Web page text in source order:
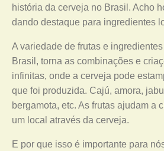
história da cerveja no Brasil. Acho
dando destaque para ingredientes
A variedade de frutas e
Brasil, torna as combinações e
infinitas, onde a cerveja pode
que foi produzida. Cajú, amora,
bergamota, etc. As frutas ajudam a
um local através da cerveja.
E por que isso é importante para